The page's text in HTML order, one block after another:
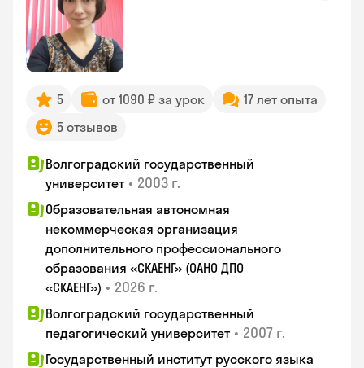
5 от 1090 ₽ за урок
17 лет опыта
5 отзывов
Волгоградский государственный
университет • 2003 г.
Образовательная автономная
некоммерческая организация
дополнительного профессионального
образования «СКАЕНГ» (ОАНО ДПО
«СКАЕНГ») • 2026 г.
Волгоградский государственный
педагогический университет • 2007 г.
Государственный институт русского языка